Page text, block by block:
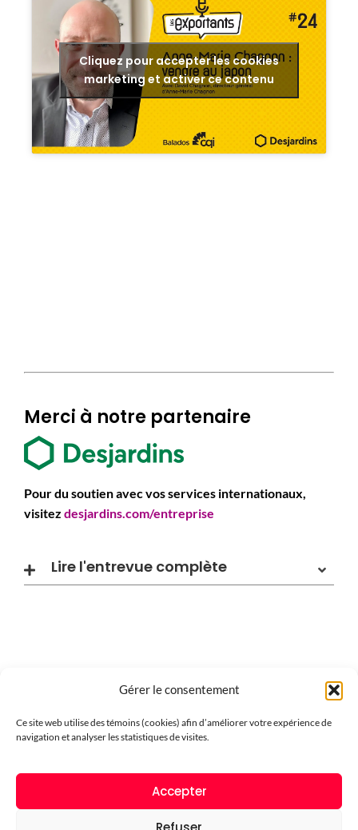
Gérer le consentement
Ce site web utilise des témoins (cookies) afin d’améliorer votre expérience de
navigation et analyser les statistiques de visites.
Accepter
Cliquez pour accepter les cookies
marketing et activer ce contenu
Merci à notre partenaire
Pour du soutien avec vos services internationaux,
visitez desjardins.com/entreprise
Lire l'entrevue complète
Carrefour Québec
International
Exporter. Réussir.